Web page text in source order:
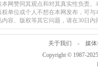
本网赞同其观点和对其真实性负责
单位或个人不想在本网发布，可与
内容、版权等其它问题，请在30日内
关于我们 - 媒
Copyright © 1987-